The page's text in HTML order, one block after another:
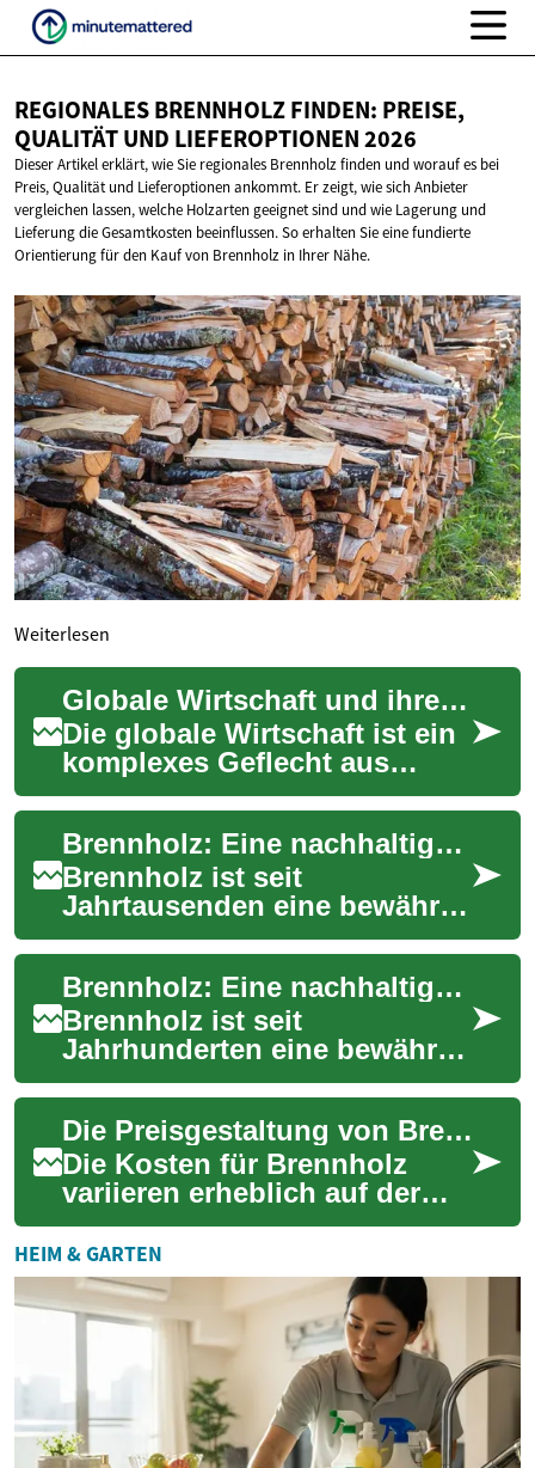
REGIONALES BRENNHOLZ FINDEN: PREISE,
QUALITÄT UND LIEFEROPTIONEN 2026
Dieser Artikel erklärt, wie Sie regionales Brennholz finden und worauf es bei
Preis, Qualität und Lieferoptionen ankommt. Er zeigt, wie sich Anbieter
vergleichen lassen, welche Holzarten geeignet sind und wie Lagerung und
Lieferung die Gesamtkosten beeinflussen. So erhalten Sie eine fundierte
Orientierung für den Kauf von Brennholz in Ihrer Nähe.
Weiterlesen
Globale Wirtschaft und ihre Wirkung auf Brennholz
Die globale Wirtschaft ist ein
komplexes Geflecht aus
Angebot und Nachfrage, das
sich auf nahezu jeden Sektor
auswirk...
Brennholz: Eine nachhaltige Heizalternative für den Winter
Brennholz ist seit
Jahrtausenden eine bewährte
Wärmequelle für den
Menschen. In Zeiten
steigender Energiekosten
und w...
Brennholz: Eine nachhaltige Heizquelle aus dem Wald
Brennholz ist seit
Jahrhunderten eine bewährte
Energiequelle zum Heizen
und Kochen. Als
nachwachsender Rohstoff
aus d...
Die Preisgestaltung von Brennholz auf globaler Ebene
Die Kosten für Brennholz
variieren erheblich auf der
ganzen Welt und werden von
einer Vielzahl komplexer
Faktoren bee...
HEIM & GARTEN